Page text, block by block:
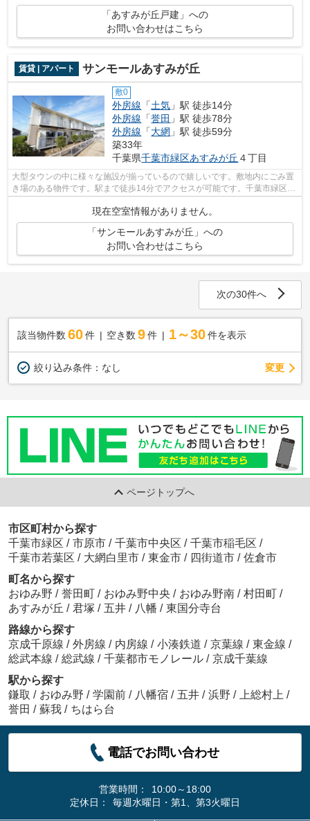
「あすみが丘戸建」への
お問い合わせはこちら
賃貸 | アパート サンモールあすみが丘
敷0
外房線 「土気 」駅 徒歩14分
外房線 「誉田 」駅 徒歩78分
外房線 「大網 」駅 徒歩59分
築33年
千葉県千葉市緑区あすみが丘 ４丁目
大型タウンの中に様々な施設が揃っているので嬉しいです。敷地内にごみ置
き場のある物件です。駅まで徒歩14分でアクセスが可能です。千葉市緑区エ
現在空室情報がありません。
「サンモールあすみが丘」への
お問い合わせはこちら
次の30件へ
該当物件数 60件 空き数 9 件 1～30 件を表示
絞り込み条件： なし 変更
ページトップへ
市区町村から探す
千葉市緑区 / 市原市 / 千葉市中央区 / 千葉市稲毛区 /
千葉市若葉区 / 大網白里市 / 東金市 / 四街道市 / 佐倉市
町名から探す
おゆみ野 / 誉田町 / おゆみ野中央 / おゆみ野南 / 村田町 /
あすみが丘 / 君塚 / 五井 / 八幡 / 東国分寺台
路線から探す
京成千原線 / 外房線 / 内房線 / 小湊鉄道 / 京葉線 / 東金線 /
総武本線 / 総武線 / 千葉都市モノレール / 京成千葉線
駅から探す
鎌取 / おゆみ野 / 学園前 / 八幡宿 / 五井 / 浜野 / 上総村上 /
誉田 / 蘇我 / ちはら台
電話でお問い合わせ
営業時間：
10:00～18:00
定休日：
毎週水曜日・第1、第3火曜日